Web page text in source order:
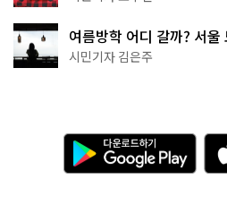
여름방학 어디 갈까? 서
추천
시민기자 김은주
다
운
로